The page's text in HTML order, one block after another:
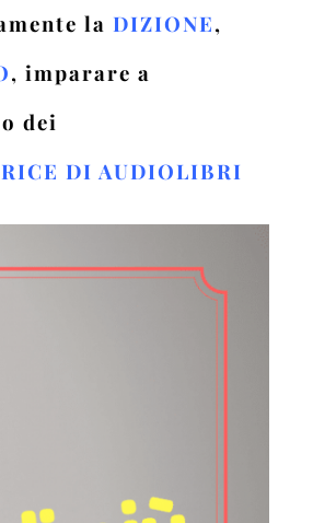
la DIZIONE,
, imparare a
dei
DI AUDIOLIBRI